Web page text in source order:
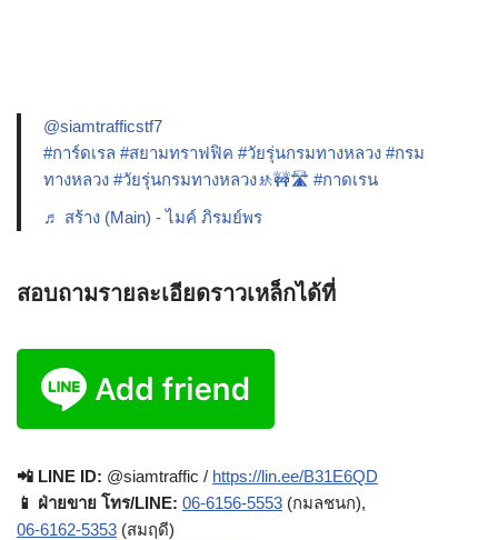
@siamtrafficstf7
#การ์ดเรล #สยามทราฟฟิค #วัยรุ่นกรมทางหลวง #กรม
ทางหลวง #วัยรุ่นกรมทางหลวง🚸🚧🛣️ #กาดเรน
♬ สร้าง (Main) - ไมค์ ภิรมย์พร
สอบถามรายละเอียดราวเหล็กได้ที่
📲 LINE ID: @siamtraffic / https://lin.ee/B31E6QD
📱 ฝ่ายขาย โทร/LINE: 06-6156-5553 (กมลชนก),
06-6162-5353 (สมฤดี)